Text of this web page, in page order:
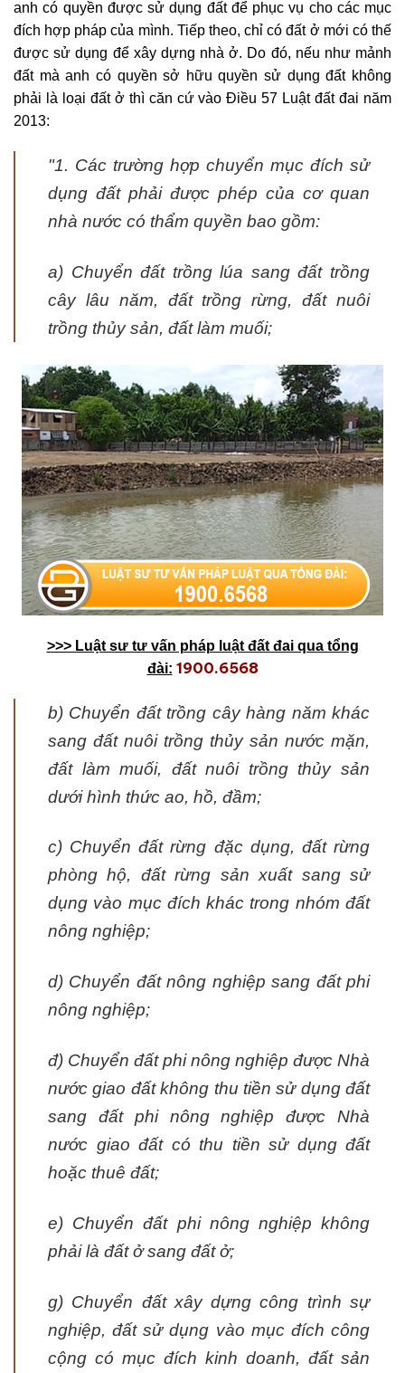
anh có quyền được sử dụng đất để phục vụ cho các mục
đích hợp pháp của mình. Tiếp theo, chỉ có đất ở mới có thế
được sử dụng để xây dựng nhà ở. Do đó, nếu như mảnh
đất mà anh có quyền sở hữu quyền sử dụng đất không
phải là loại đất ở thì căn cứ vào Điều 57 Luật đất đai năm
2013:
"1. Các trường hợp chuyển mục đích sử
dụng đất phải được phép của cơ quan
nhà nước có thẩm quyền bao gồm:
a) Chuyển đất trồng lúa sang đất trồng
cây lâu năm, đất trồng rừng, đất nuôi
trồng thủy sản, đất làm muối;
>>> Luật sư tư vấn pháp luật đất đai qua tổng
đài: 1900.6568
b) Chuyển đất trồng cây hàng năm khác
sang đất nuôi trồng thủy sản nước mặn,
đất làm muối, đất nuôi trồng thủy sản
dưới hình thức ao, hồ, đầm;
c) Chuyển đất rừng đặc dụng, đất rừng
phòng hộ, đất rừng sản xuất sang sử
dụng vào mục đích khác trong nhóm đất
nông nghiệp;
d) Chuyển đất nông nghiệp sang đất phi
nông nghiệp;
đ) Chuyển đất phi nông nghiệp được Nhà
nước giao đất không thu tiền sử dụng đất
sang đất phi nông nghiệp được Nhà
nước giao đất có thu tiền sử dụng đất
hoặc thuê đất;
e) Chuyển đất phi nông nghiệp không
phải là đất ở sang đất ở;
g) Chuyển đất xây dựng công trình sự
nghiệp, đất sử dụng vào mục đích công
cộng có mục đích kinh doanh, đất sản